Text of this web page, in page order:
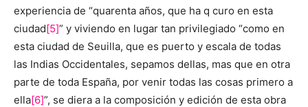
experiencia de “quarenta años, que ha q curo en esta
ciudad[5]” y viviendo en lugar tan privilegiado “como en
esta ciudad de Seuilla, que es puerto y escala de todas
las Indias Occidentales, sepamos dellas, mas que en otra
parte de toda España, por venir todas las cosas primero a
ella[6]”, se diera a la composición y edición de esta obra